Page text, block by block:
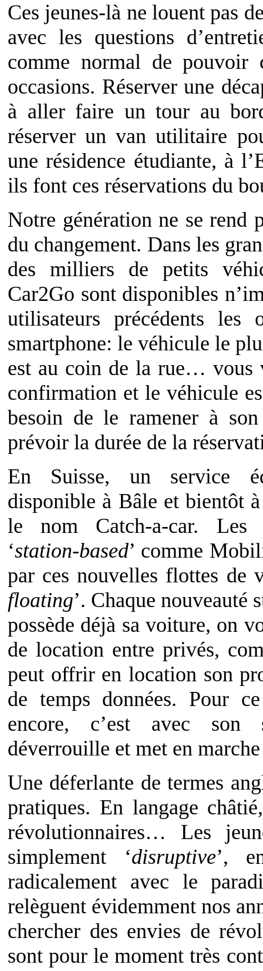
Ces jeunes-là ne louent pas
avec les questions
comme normal de pouvoir
occasions. Réserver une
à aller faire un tour au
réserver un van utilitaire
une résidence étudiante, à
ils font ces réservations du
Notre génération ne se rend
du changement. Dans les
des milliers de petits
Car2Go sont disponibles
utilisateurs précédents
smartphone: le véhicule le
est au coin de la rue… vous
confirmation et le véhicule
besoin de le ramener à
prévoir la durée de la
En Suisse, un service
disponible à Bâle et bientôt
le nom Catch-a-car. Les
‘station-based’ comme
par ces nouvelles flottes de
floating’. Chaque nouveauté
possède déjà sa voiture, on
de location entre privés,
peut offrir en location son
de temps données. Pour
encore, c’est avec son
déverrouille et met en
Une déferlante de termes
pratiques. En langage
révolutionnaires… Les
simplement ‘disruptive’,
radicalement avec le
relèguent évidemment nos
chercher des envies de
sont pour le moment très